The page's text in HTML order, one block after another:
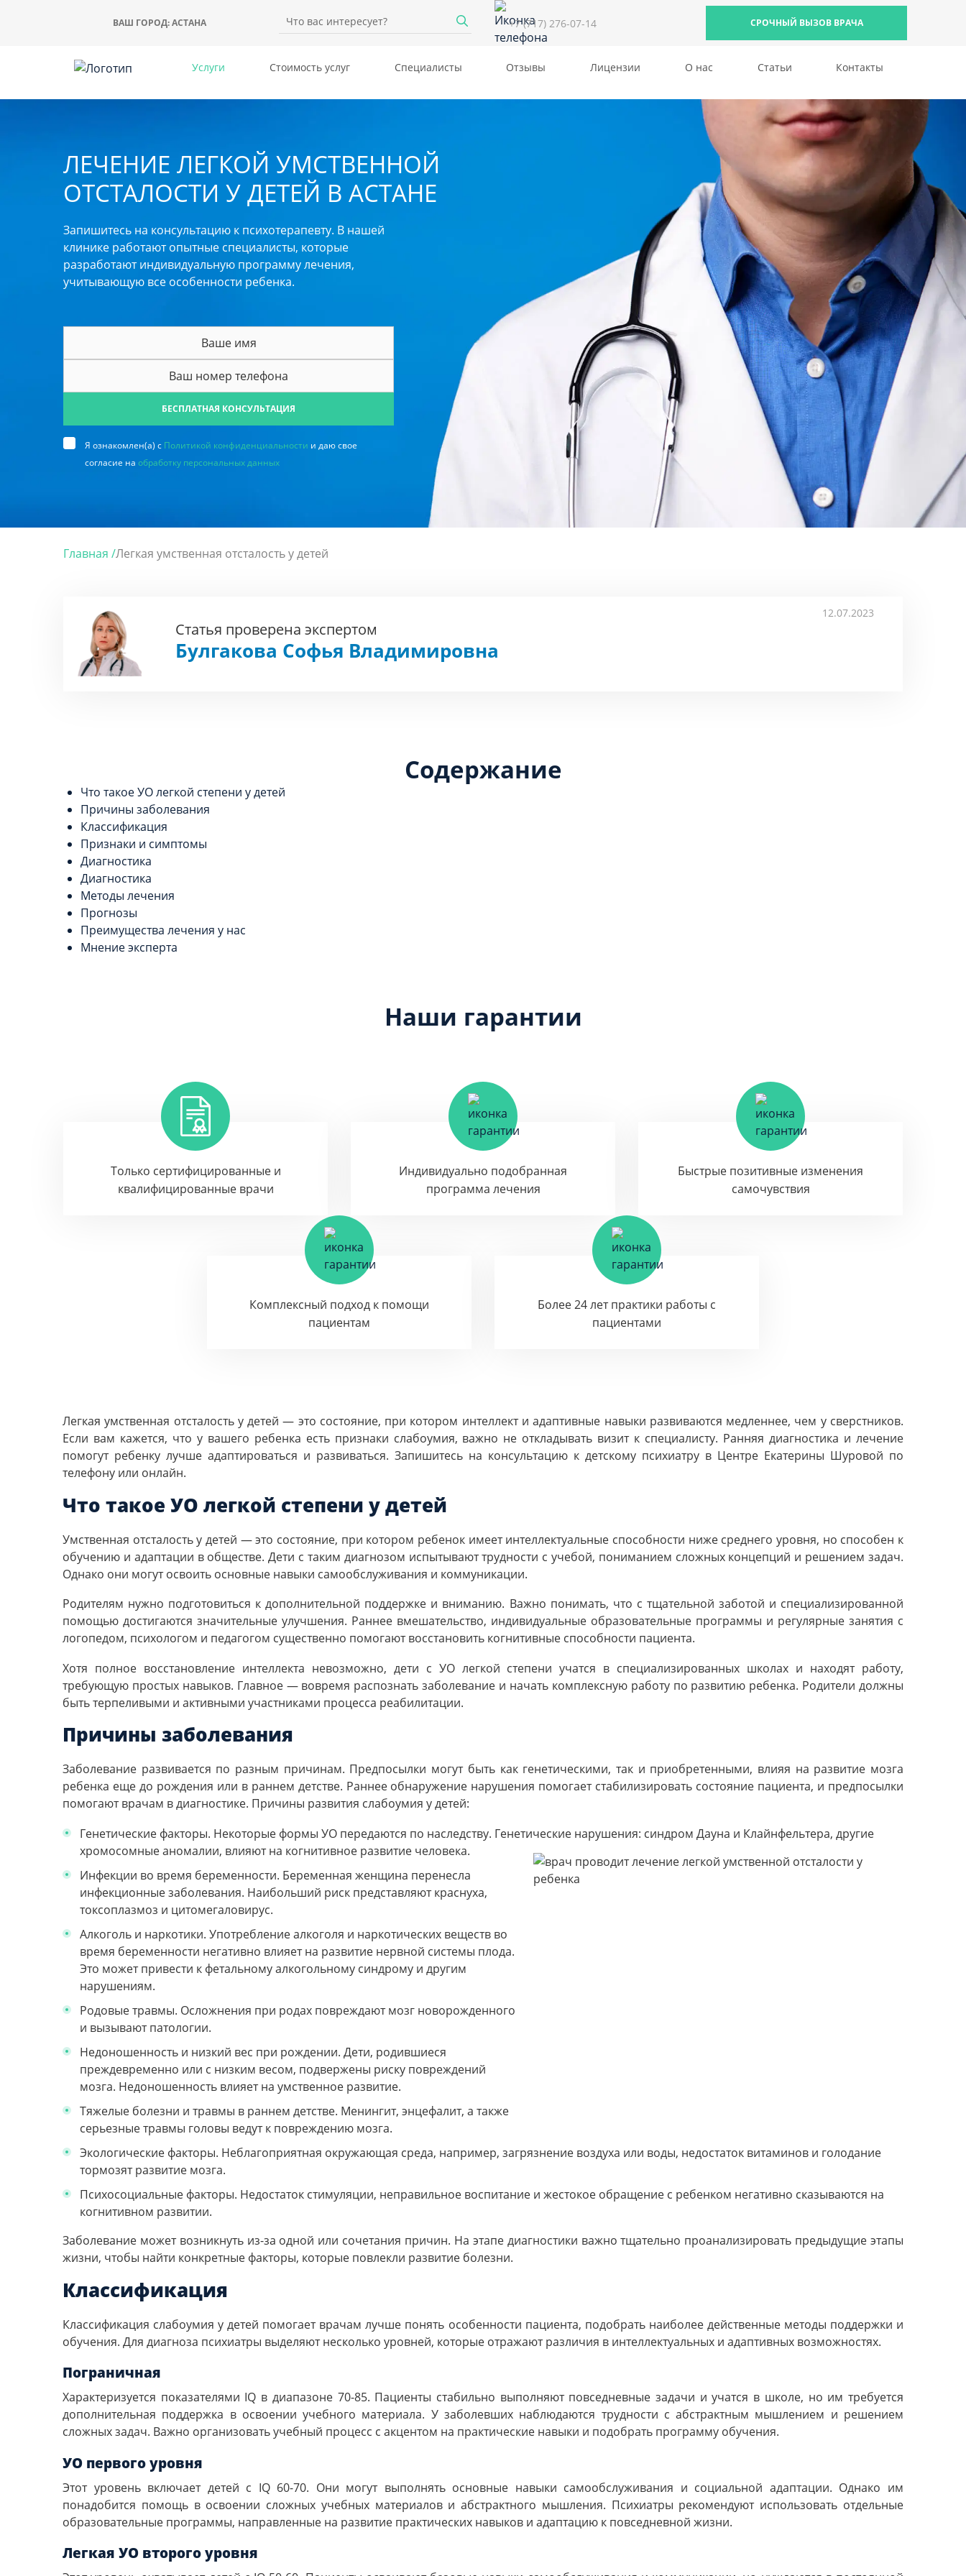
ВАШ ГОРОД:АСТАНА +7 (717) 276-07-14 СРОЧНЫЙ ВЫЗОВ ВРАЧА
Услуги Стоимость услуг Специалисты Отзывы Лицензии О нас Статьи Контакты
ЛЕЧЕНИЕ ЛЕГКОЙ УМСТВЕННОЙ
ОТСТАЛОСТИ У ДЕТЕЙ В АСТАНЕ
Запишитесь на консультацию к психотерапевту. В нашей
клинике работают опытные специалисты, которые
разработают индивидуальную программу лечения,
учитывающую все особенности ребенка.
БЕСПЛАТНАЯ КОНСУЛЬТАЦИЯ
Я ознакомлен(а) с Политикой конфиденциальности и даю свое
согласие на обработку персональных данных
Главная /Легкая умственная отсталость у детей
12.07.2023
Статья проверена экспертом
Булгакова Софья Владимировна
Содержание
Что такое УО легкой степени у детей
Причины заболевания
Классификация
Признаки и симптомы
Диагностика
Диагностика
Методы лечения
Прогнозы
Преимущества лечения у нас
Мнение эксперта
Наши гарантии
Только сертифицированные и
квалифицированные врачи
Индивидуально подобранная
программа лечения
Быстрые позитивные изменения
самочувствия
Комплексный подход к помощи
пациентам
Более 24 лет практики работы с
пациентами
Легкая умственная отсталость у детей — это состояние, при котором интеллект и адаптивные навыки развиваются медленнее, чем у сверстников.
Если вам кажется, что у вашего ребенка есть признаки слабоумия, важно не откладывать визит к специалисту. Ранняя диагностика и лечение
помогут ребенку лучше адаптироваться и развиваться. Запишитесь на консультацию к детскому психиатру в Центре Екатерины Шуровой по
телефону или онлайн.
Что такое УО легкой степени у детей
Умственная отсталость у детей — это состояние, при котором ребенок имеет интеллектуальные способности ниже среднего уровня, но способен к
обучению и адаптации в обществе. Дети с таким диагнозом испытывают трудности с учебой, пониманием сложных концепций и решением задач.
Однако они могут освоить основные навыки самообслуживания и коммуникации.
Родителям нужно подготовиться к дополнительной поддержке и вниманию. Важно понимать, что с тщательной заботой и специализированной
помощью достигаются значительные улучшения. Раннее вмешательство, индивидуальные образовательные программы и регулярные занятия с
логопедом, психологом и педагогом существенно помогают восстановить когнитивные способности пациента.
Хотя полное восстановление интеллекта невозможно, дети с УО легкой степени учатся в специализированных школах и находят работу,
требующую простых навыков. Главное — вовремя распознать заболевание и начать комплексную работу по развитию ребенка. Родители должны
быть терпеливыми и активными участниками процесса реабилитации.
Причины заболевания
Заболевание развивается по разным причинам. Предпосылки могут быть как генетическими, так и приобретенными, влияя на развитие мозга
ребенка еще до рождения или в раннем детстве. Раннее обнаружение нарушения помогает стабилизировать состояние пациента, и предпосылки
помогают врачам в диагностике. Причины развития слабоумия у детей:
Генетические факторы. Некоторые формы УО передаются по наследству. Генетические нарушения: синдром Дауна и Клайнфельтера, другие
хромосомные аномалии, влияют на когнитивное развитие человека.
Инфекции во время беременности. Беременная женщина перенесла
инфекционные заболевания. Наибольший риск представляют краснуха,
токсоплазмоз и цитомегаловирус.
Алкоголь и наркотики. Употребление алкоголя и наркотических веществ во
время беременности негативно влияет на развитие нервной системы плода.
Это может привести к фетальному алкогольному синдрому и другим
нарушениям.
Родовые травмы. Осложнения при родах повреждают мозг новорожденного
и вызывают патологии.
Недоношенность и низкий вес при рождении. Дети, родившиеся
преждевременно или с низким весом, подвержены риску повреждений
мозга. Недоношенность влияет на умственное развитие.
Тяжелые болезни и травмы в раннем детстве. Менингит, энцефалит, а также
серьезные травмы головы ведут к повреждению мозга.
Экологические факторы. Неблагоприятная окружающая среда, например, загрязнение воздуха или воды, недостаток витаминов и голодание
тормозят развитие мозга.
Психосоциальные факторы. Недостаток стимуляции, неправильное воспитание и жестокое обращение с ребенком негативно сказываются на
когнитивном развитии.
Заболевание может возникнуть из-за одной или сочетания причин. На этапе диагностики важно тщательно проанализировать предыдущие этапы
жизни, чтобы найти конкретные факторы, которые повлекли развитие болезни.
Классификация
Классификация слабоумия у детей помогает врачам лучше понять особенности пациента, подобрать наиболее действенные методы поддержки и
обучения. Для диагноза психиатры выделяют несколько уровней, которые отражают различия в интеллектуальных и адаптивных возможностях.
Пограничная
Характеризуется показателями IQ в диапазоне 70-85. Пациенты стабильно выполняют повседневные задачи и учатся в школе, но им требуется
дополнительная поддержка в освоении учебного материала. У заболевших наблюдаются трудности с абстрактным мышлением и решением
сложных задач. Важно организовать учебный процесс с акцентом на практические навыки и подобрать программу обучения.
УО первого уровня
Этот уровень включает детей с IQ 60-70. Они могут выполнять основные навыки самообслуживания и социальной адаптации. Однако им
понадобится помощь в освоении сложных учебных материалов и абстрактного мышления. Психиатры рекомендуют использовать отдельные
образовательные программы, направленные на развитие практических навыков и адаптацию к повседневной жизни.
Легкая УО второго уровня